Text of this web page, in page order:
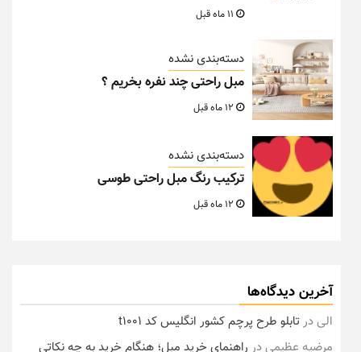
دسته‌بندی نشده
مبل راحتی چند نفره بخریم ؟
دسته‌بندی نشده
ترکیب رنگ مبل راحتی طوسی
آخرین دیدگاه‌ها
الیدرتابلو طرح پرچم کشور انگلیس کد t1001
مرضیه عظیمیدر راهنمای خرید مبل؛ هنگام خرید به چه نکاتی